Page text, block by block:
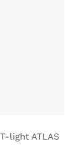
light ATLAS